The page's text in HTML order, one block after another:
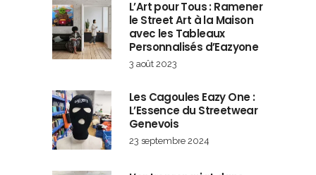
L’Art pour Tous : Ramener
le Street Art à la Maison
avec les Tableaux
Personnalisés d’Eazyone
3 août 2023
Les Cagoules Eazy One :
L’Essence du Streetwear
Genevois
23 septembre 2024